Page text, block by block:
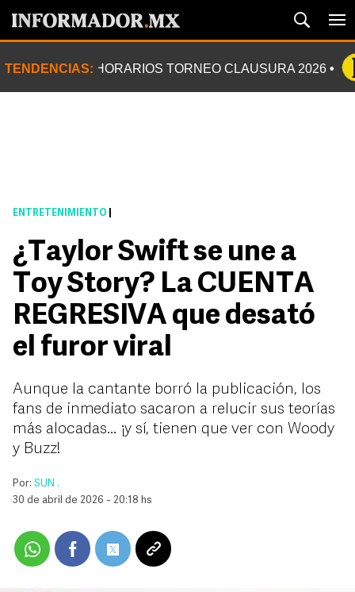
TENDENCIAS: HORARIOS TORNEO CLAUSURA 2026
ENTRETENIMIENTO
¿Taylor Swift se une a
Toy Story? La CUENTA
REGRESIVA que desató
el furor viral
Aunque la cantante borró la publicación, los
fans de inmediato sacaron a relucir sus teorías
más alocadas... ¡y sí, tienen que ver con Woody
y Buzz!
Por: SUN .
30 de abril de 2026 - 20:18 hs